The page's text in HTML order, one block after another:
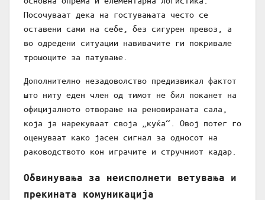
Посочуваат дека на гостувањата често се
оставени сами на себе, без сигурен превоз, а
во одредени ситуации навивачите ги покривале
трошоците за патување.
Дополнително незадоволство предизвикал фактот
што ниту еден член од тимот не бил поканет на
официјалното отворање на реновираната сала,
која ја нарекуваат своја „куќа“. Овој потег го
оценуваат како јасен сигнал за односот на
раководството кон играчите и стручниот кадар.
Обвинувања за неисполнети ветувања и
прекината комуникација